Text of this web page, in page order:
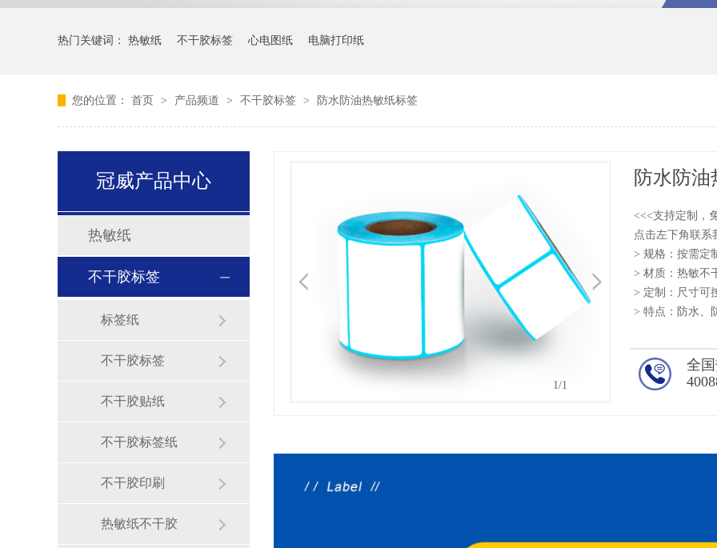
热门关键词： 热敏纸 不干胶标签 心电图纸 电脑打印纸
您的位置： 首页 > 产品频道 > 不干胶标签 > 防水防油热敏纸标签
冠威产品中心
热敏纸
不干胶标签
标签纸
不干胶标签
不干胶贴纸
不干胶标签纸
不干胶印刷
热敏纸不干胶
1/1
防水防
<<<支持定制，
点击左下角联系
> 规格：按需定
> 材质：热敏不
> 定制：尺寸可
> 特点：防水、
全